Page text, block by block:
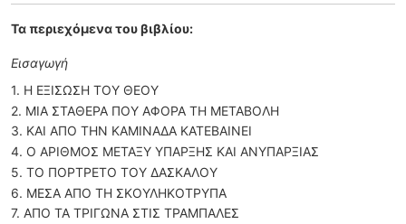
Τα περιεχόμενα του βιβλίου:
Εισαγωγή
1. Η ΕΞΙΣΩΣΗ ΤΟΥ ΘΕΟΥ
2. ΜΙΑ ΣΤΑΘΕΡΑ ΠΟΥ ΑΦΟΡΑ ΤΗ ΜΕΤΑΒΟΛΗ
3. ΚΑΙ ΑΠΟ ΤΗΝ ΚΑΜΙΝΑΔΑ ΚΑΤΕΒΑΙΝΕΙ
4. Ο ΑΡΙΘΜΟΣ ΜΕΤΑΞΥ ΥΠΑΡΞΗΣ ΚΑΙ ΑΝΥΠΑΡΞΙΑΣ
5. ΤΟ ΠΟΡΤΡΕΤΟ ΤΟΥ ΔΑΣΚΑΛΟΥ
6. ΜΕΣΑ ΑΠΟ ΤΗ ΣΚΟΥΛΗΚΟΤΡΥΠΑ
7. ΑΠΟ ΤΑ ΤΡΙΓΩΝΑ ΣΤΙΣ ΤΡΑΜΠΑΛΕΣ